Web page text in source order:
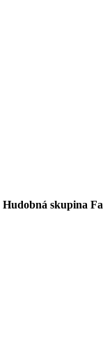
Hudobná skupina